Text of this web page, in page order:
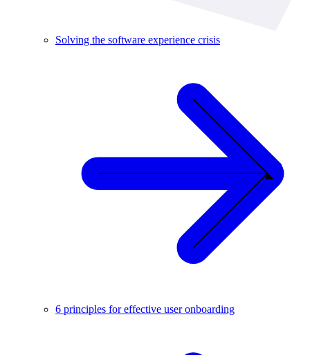
Solving the software experience crisis
6 principles for effective user onboarding